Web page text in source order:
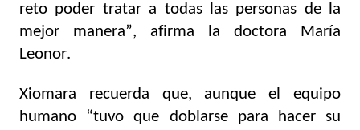
reto poder tratar a todas las personas de la
mejor manera”, afirma la doctora María
Leonor.
Xiomara recuerda que, aunque el equipo
humano “tuvo que doblarse para hacer su